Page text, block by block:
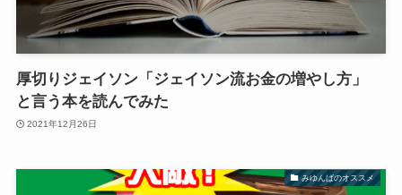
厚切りジェイソン「ジェイソン流お金の増やし方」
と言う本を読んでみた
2021年12月26日
みゆんばのオススメ